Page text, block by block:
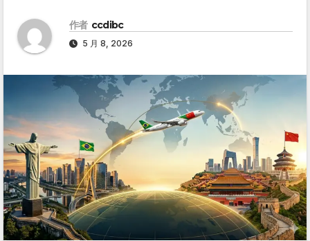
作者 ccdibc
5 月 8, 2026